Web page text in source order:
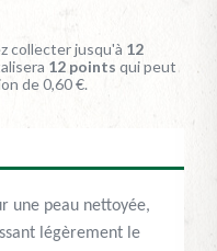
collecter jusqu'à 12
12 points qui peut
de0,60 €.
une peau nettoyée,
légèrement le